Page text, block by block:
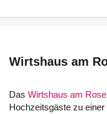
Wirtshaus am
Das Wirtshaus am
Hochzeitsgäste zu